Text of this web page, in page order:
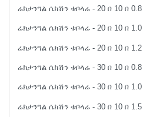
ሬክታንግል ሴክሽን ቱቦላሬ - 20 በ 10 በ 0.8
ሬክታንግል ሴክሽን ቱቦላሬ - 20 በ 10 በ 1.0
ሬክታንግል ሴክሽን ቱቦላሬ - 20 በ 10 በ 1.2
ሬክታንግል ሴክሽን ቱቦላሬ - 30 በ 10 በ 0.8
ሬክታንግል ሴክሽን ቱቦላሬ - 30 በ 10 በ 1.0
ሬክታንግል ሴክሽን ቱቦላሬ - 30 በ 10 በ 1.5